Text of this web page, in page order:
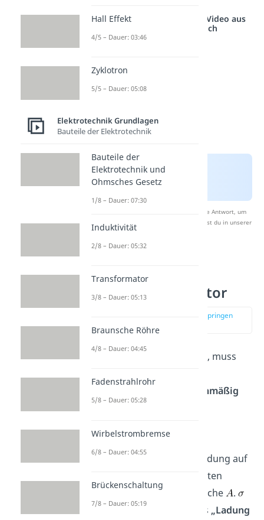
Studyflix vernetzt: Hier ein Video aus
einem anderen Bereich
Nach Beantwortung speichern wir deine Antwort, um
Studyflix zu verbessern. Mehr dazu erfährst du in unserer
Ladung
Plattenkondensator
zur Stelle im Video springen
(02:37)
Da das E-Feld
ist, muss
gleichmäßig
verteilt
ist dabei die gesamte Ladung auf
einer der Kondensatorplatten
geteilt durch die Plattenfläche
.
berechnet sich also mittels „Ladung
Hall Effekt
4/5 – Dauer: 03:46
Zyklotron
5/5 – Dauer: 05:08
Elektrotechnik Grundlagen
Bauteile der Elektrotechnik
Bauteile der
Elektrotechnik und
Ohmsches Gesetz
1/8 – Dauer: 07:30
Induktivität
2/8 – Dauer: 05:32
Transformator
3/8 – Dauer: 05:13
Braunsche Röhre
4/8 – Dauer: 04:45
Fadenstrahlrohr
5/8 – Dauer: 05:28
Wirbelstrombremse
6/8 – Dauer: 04:55
Brückenschaltung
7/8 – Dauer: 05:19